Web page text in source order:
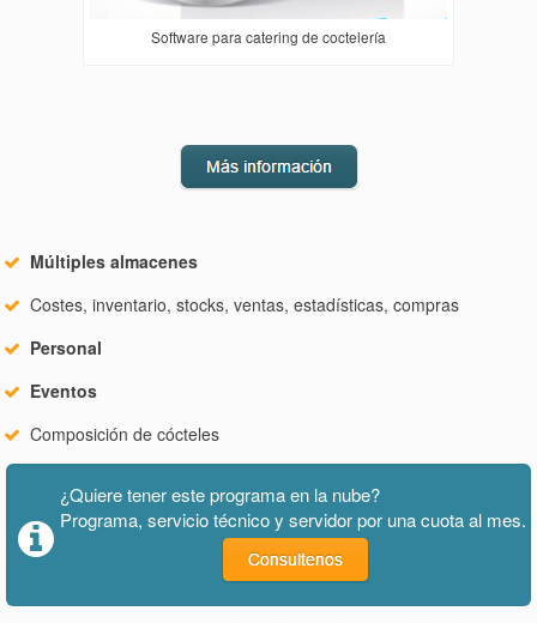
Software para catering de coctelería
Múltiples almacenes
Costes, inventario, stocks, ventas, estadísticas, compras
Personal
Eventos
Composición de cócteles
¿Quiere tener este programa en la nube?
Programa, servicio técnico y servidor por una cuota al mes.